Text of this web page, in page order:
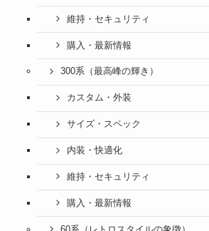
維持・セキュリティ
購入・最新情報
300系（最高峰の輝き）
カスタム・外装
サイズ・スペック
内装・快適化
維持・セキュリティ
購入・最新情報